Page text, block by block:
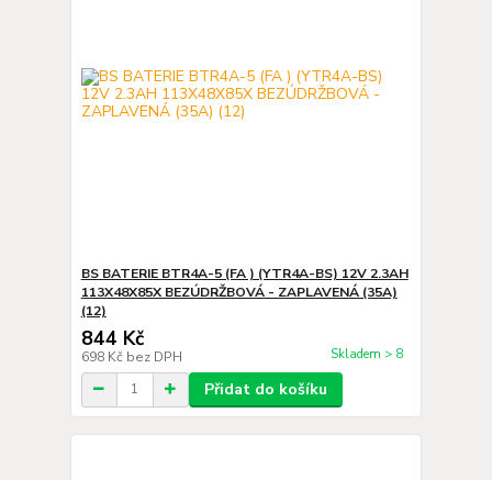
BS BATERIE BTR4A-5 (FA ) (YTR4A-BS) 12V 2.3AH
113X48X85X BEZÚDRŽBOVÁ - ZAPLAVENÁ (35A)
(12)
844 Kč
698 Kč bez DPH Skladem > 8
Přidat do košíku